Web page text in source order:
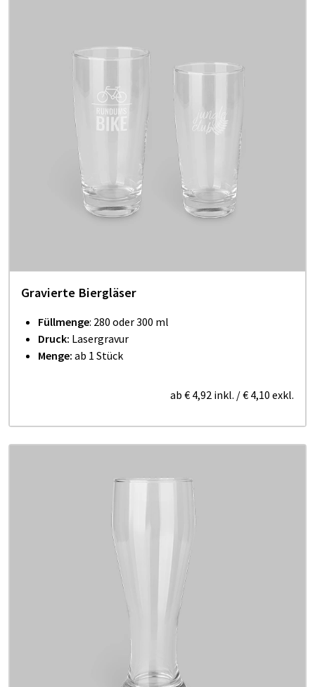
Gravierte Biergläser
Füllmenge: 280 oder 300 ml
Druck: Lasergravur
Menge: ab 1 Stück
ab € 4,92 inkl. /€ 4,10 exkl.